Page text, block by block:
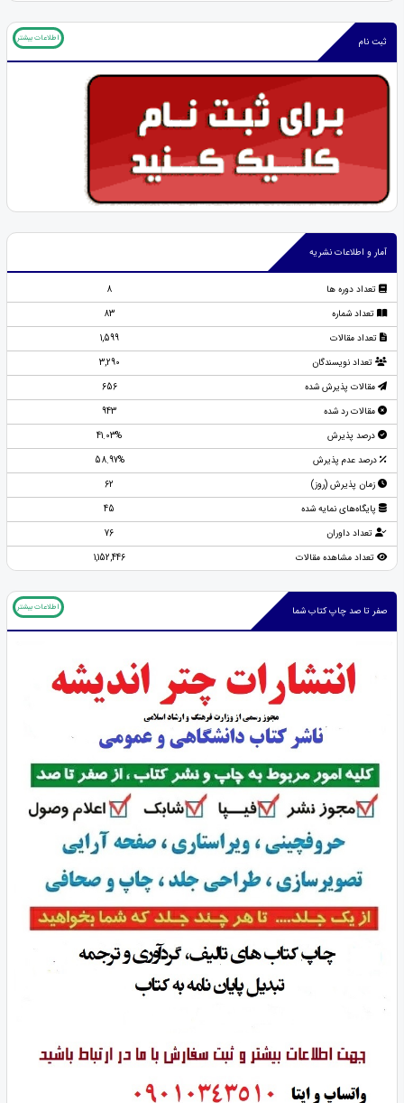
ثبت نام اطلاعات بیشتر
آمار و اطلاعات نشریه
تعداد دوره ها
8
تعداد شماره
83
تعداد مقالات
1,599
تعداد نویسندگان
3,290
مقالات پذیرش شده
656
مقالات رد شده
943
درصد پذیرش
41.03%
درصد عدم پذیرش
58.97%
زمان پذیرش (روز)
62
پایگاه‌های نمایه شده
45
تعداد داوران
76
تعداد مشاهده مقالات
1,152,446
صفر تا صد چاپ کتاب شما اطلاعات بیشتر